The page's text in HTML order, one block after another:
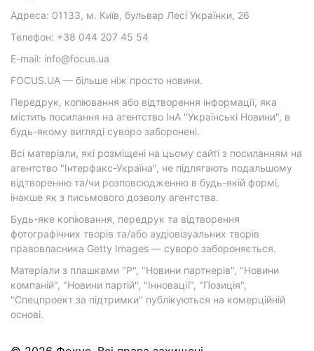
Адреса: 01133, м. Київ, бульвар Лесі Українки, 26
Телефон: +38 044 207 45 54
E-mail: info@focus.ua
FOCUS.UA — більше ніж просто новини.
Передрук, копіювання або відтворення інформації, яка
містить посилання на агентство ІнА "Українські Новини", в
будь-якому вигляді суворо заборонені.
Всі матеріали, які розміщені на цьому сайті з посиланням на
агентство "Інтерфакс-Україна", не підлягають подальшому
відтворенню та/чи розповсюдженню в будь-якій формі,
інакше як з письмового дозволу агентства.
Будь-яке копіювання, передрук та відтворення
фотографічних творів та/або аудіовізуальних творів
правовласника Getty Images — суворо забороняється.
Матеріали з плашками "Р", "Новини партнерів", "Новини
компаній", "Новини партій", "Інновації", "Позиція",
"Спецпроект за підтримки" публікуються на комерційній
основі.